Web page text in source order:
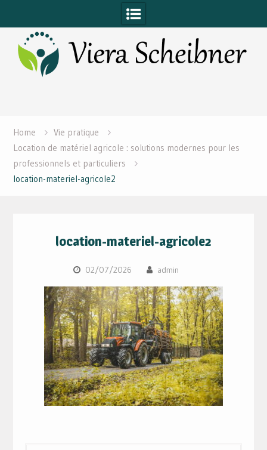
to
content
Home
Vie pratique
Location de matériel agricole : solutions modernes pour les
professionnels et particuliers
location-materiel-agricole2
location-materiel-agricole2
02/07/2026 admin